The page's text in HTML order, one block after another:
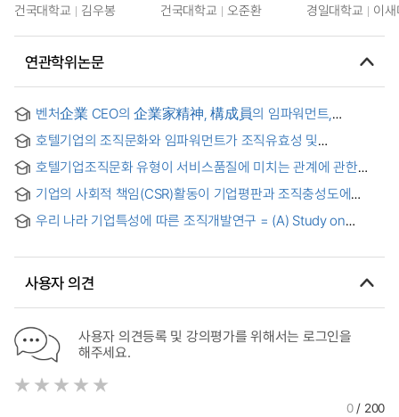
건국대학교 김우봉 건국대학교 오준환 경일대학교 이
연관학위논문
벤처企業 CEO의 企業家精神, 構成員의 임파워먼트,
modeling of the relationships between CEO's
entrepreneurship in venture business, the empowerment
of the members and organizational effectiveness
호텔기업의 조직문화와 임파워먼트가 조직유효성 및
culture and empowerment of a hotel on the organizational
effectiveness and service quality
호텔기업조직문화 유형이 서비스품질에 미치는 관계에 관한
기업의 사회적 책임(CSR)활동이 기업평판과 조직충성도에
activity on corporate plate and organization loyalty :
corporate
우리 나라 기업특성에 따른 조직개발연구 = (A) Study on
사용자 의견
사용자 의견등록 및 강의평가를 위해서는 로그인을
해주세요.
0/ 200